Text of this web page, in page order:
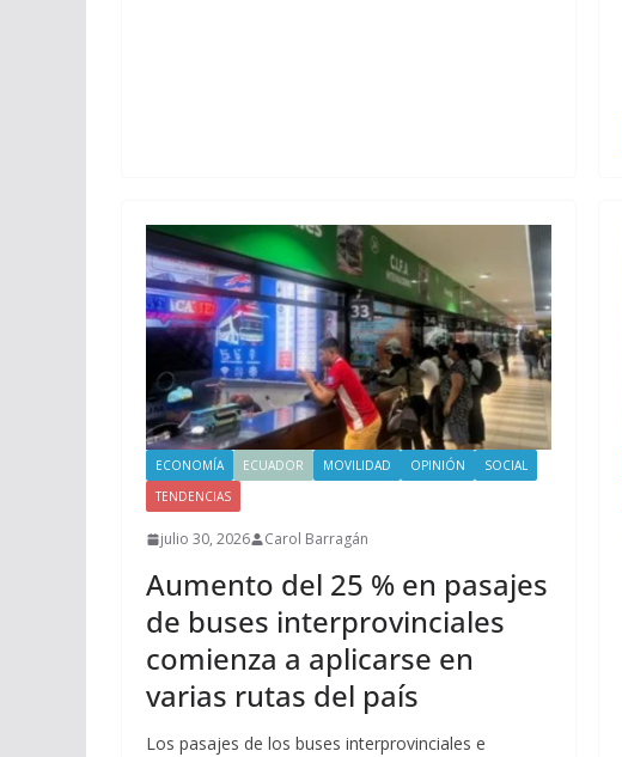
ECONOMÍA ECUADOR MOVILIDAD OPINIÓN
SOCIAL
TENDENCIAS
julio 30, 2026 Carol Barragán
Aumento del 25 % en pasajes
de buses interprovinciales
comienza a aplicarse en
varias rutas del país
Los pasajes de los buses interprovinciales e